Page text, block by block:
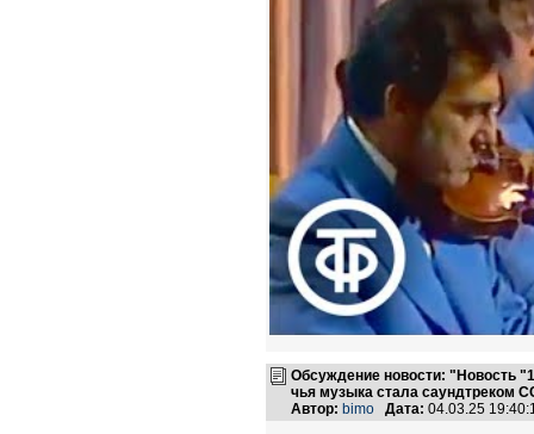
Обсуждение новости: "Новость
чья музыка стала саундтреком
Автор: bimo Дата: 04.03.25